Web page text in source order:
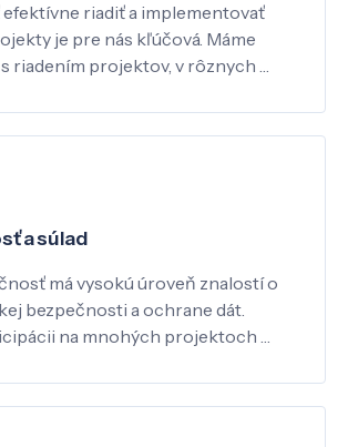
riadiť a implementovať
je pre nás kľúčová. Máme
riadením projektov, v rôznych …
a súlad
má vysokú úroveň znalostí o
bezpečnosti a ochrane dát.
na mnohých projektoch …